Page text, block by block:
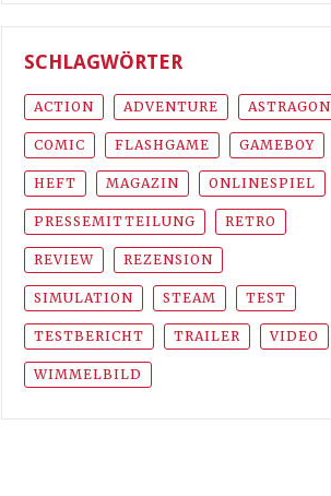
SCHLAGWÖRTER
ACTION ADVENTURE ASTRAGON
COMIC FLASHGAME GAMEBOY
HEFT MAGAZIN ONLINESPIEL
PRESSEMITTEILUNG RETRO
REVIEW REZENSION
SIMULATION STEAM TEST
TESTBERICHT TRAILER VIDEO
WIMMELBILD